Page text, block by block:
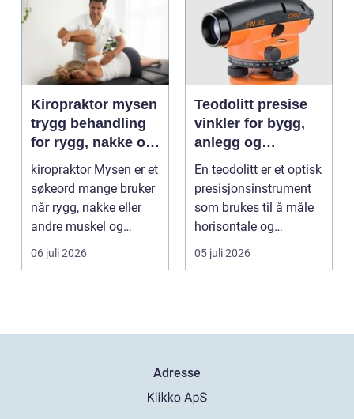
Kiropraktor mysen
trygg behandling
for rygg, nakke og
ledd
kiropraktor Mysen er et
søkeord mange bruker
når rygg, nakke eller
andre muskel og
leddplager begynn...
06 juli 2026
Teodolitt presise
vinkler for bygg,
anlegg og
kartlegging
En teodolitt er et optisk
presisjonsinstrument
som brukes til å måle
horisontale og
vertikale vinkle...
05 juli 2026
Adresse